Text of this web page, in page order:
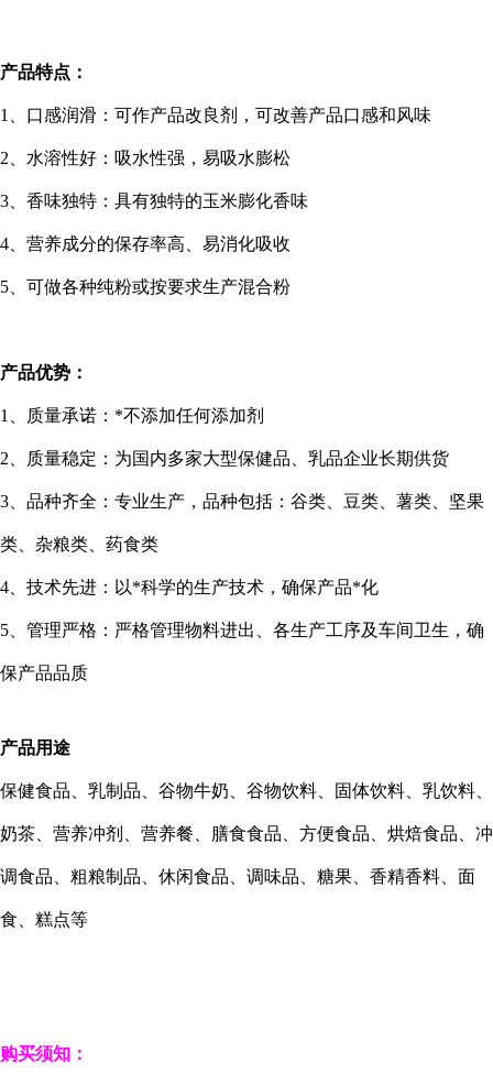
产品特点：
1 、口感润滑：可作产品改良剂，可改善产品口感和风味
2 、水溶性好：吸水性强，易吸水膨松
3 、香味独特：具有独特的玉米膨化香味
4 、营养成分的保存率高、易消化吸收
5 、可做各种纯粉或按要求生产混合粉
产品优势：
1 、质量承诺：*不添加任何添加剂
2 、质量稳定：为国内多家大型保健品、乳品企业长期供货
3 、品种齐全：专业生产，品种包括：谷类、豆类、薯类、坚果
类、杂粮类、药食类
4 、技术先进：以*科学的生产技术，确保产品*化
5 、管理严格：严格管理物料进出、各生产工序及车间卫生，确
保产品品质
产品用途
保健食品、乳制品、谷物牛奶、谷物饮料、固体饮料、乳饮料、
奶茶、营养冲剂、营养餐、膳食食品、方便食品、烘焙食品、冲
调食品、粗粮制品、休闲食品、调味品、糖果、香精香料、面
食、糕点等
购买须知：